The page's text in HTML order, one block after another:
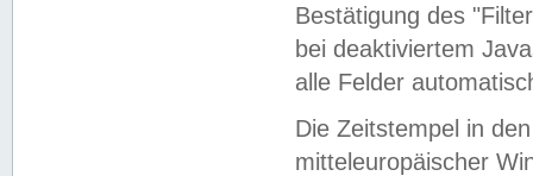
Bestätigung des
bei deaktiviertem
alle Felder
Die Zeitstempel in
mitteleuropäischer